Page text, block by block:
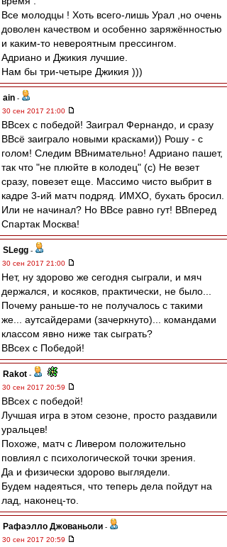
Все молодцы ! Хоть всего-лишь Урал ,но очень
доволен качеством и особенно заряжённостью
и каким-то невероятным прессингом.
Адриано и Джикия лучшие.
Нам бы три-четыре Джикия )))
ain -
30 сен 2017 21:00
ВВсех с победой! Заиграл Фернандо, и сразу
ВВсё заиграло новыми красками)) Рошу - с
голом! Следим ВВнимательно! Адриано пашет,
так что "не плюйте в колодец" (с) Не везет
сразу, повезет еще. Массимо чисто выбрит в
кадре 3-ий матч подряд. ИМХО, бухать бросил.
Или не начинал? Но ВВсе равно гут! ВВперед
Спартак Москва!
SLegg -
30 сен 2017 21:00
Нет, ну здорово же сегодня сыграли, и мяч
держался, и косяков, практически, не было...
Почему раньше-то не получалось с такими
же... аутсайдерами (зачеркнуто)... командами
классом явно ниже так сыграть?
ВВсех с Победой!
Rakot -
30 сен 2017 20:59
ВВсех с победой!
Лучшая игра в этом сезоне, просто раздавили
уральцев!
Похоже, матч с Ливером положительно
повлиял с психологической точки зрения.
Да и физически здорово выглядели.
Будем надеяться, что теперь дела пойдут на
лад, наконец-то.
Рафаэлло Джованьоли -
30 сен 2017 20:59